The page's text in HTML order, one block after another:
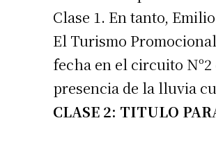
Clase 1. En tanto,
El Turismo
fecha en el circuito
presencia de la lluvia
CLASE 2: TITULO